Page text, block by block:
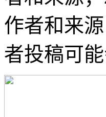
作者和来
者投稿可